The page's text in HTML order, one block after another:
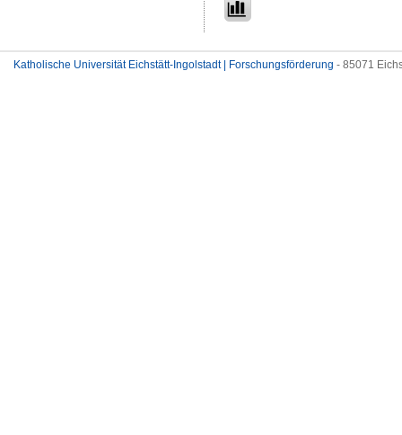
Katholische Universität Eichstätt-Ingolstadt | Forschungsförderung - 85071